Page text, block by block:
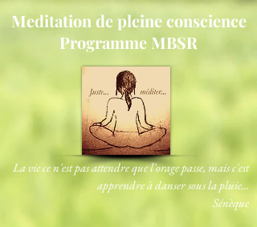
Meditation de pleine conscience
Programme MBSR
La vie ce n'est pas attendre que l'orage passe, mais c'est
apprendre à danser sous la pluie...
Sénèque